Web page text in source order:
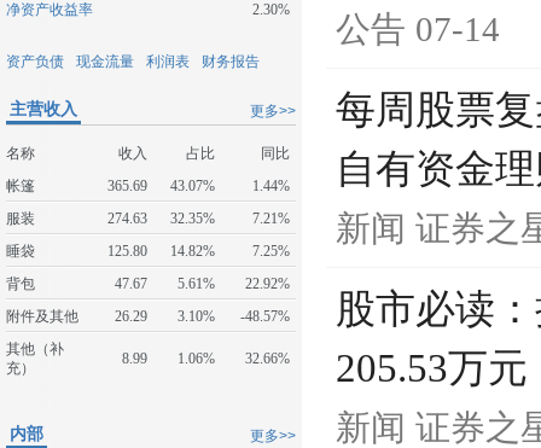
净资产收益率
2.30%
资产负债 现金流量 利润表 财务报告
更多>>
主营收入
名称 收入 占比
同比
帐篷
365.69 43.07%
1.44%
服装
274.63 32.35%
7.21%
睡袋
125.80 14.82%
7.25%
背包
47.67 5.61%
22.92%
附件及其他
26.29 3.10%
-48.57%
其他（补
充）
8.99 1.06% 32.66%
更多>>
内部
公告 07-14
每周股票
自有资金
新闻 证券之
股市必读
205.53万
新闻 证券之